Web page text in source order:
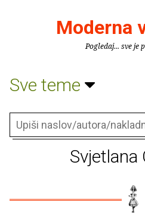
Moderna
Pogledaj... sve je
Sve teme
Svjetlana